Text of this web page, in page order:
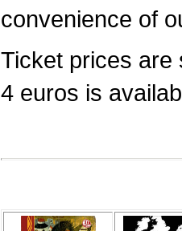
convenience of
Ticket prices are
4 euros is